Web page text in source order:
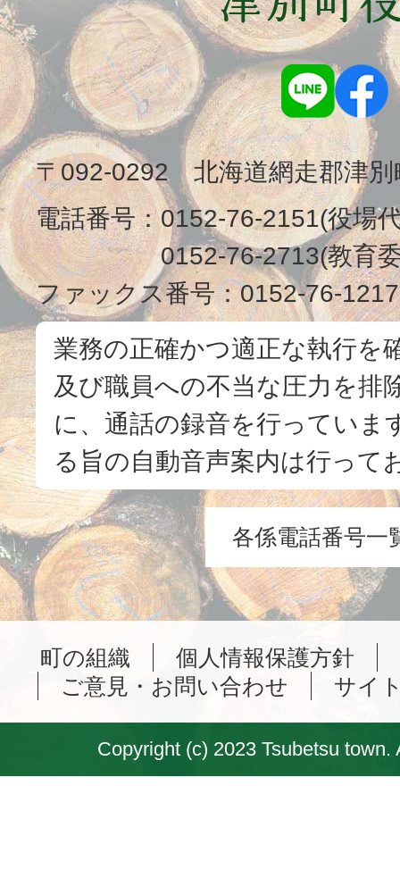
〒092-0292 北海道網走郡津別
電話番号：0152-76-2151(役場
0152-76-2713(教育
ファックス番号：0152-76-1217
業務の正確かつ適正な執行を
及び職員への不当な圧力を排
に、通話の録音を行っていま
る旨の自動音声案内は行って
各係電話番号一
町の組織 個人情報保護方針
ご意見・お問い合わせ
サイ
Copyright (c) 2023 Tsubetsu